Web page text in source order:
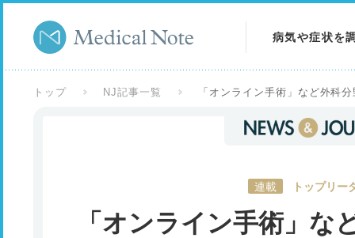
病気や症状を
症状を調べる
トップ NJ記事一覧 「オンライン手術」など外科
連載 トップリー
「オンライン手術」な